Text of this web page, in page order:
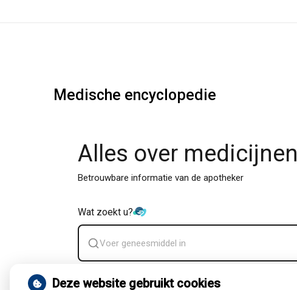
Medische encyclopedie
Alles over medicijnen
Betrouwbare informatie van de apotheker
Wat zoekt u?
Zoek
geneesmiddel
Deze website gebruikt cookies